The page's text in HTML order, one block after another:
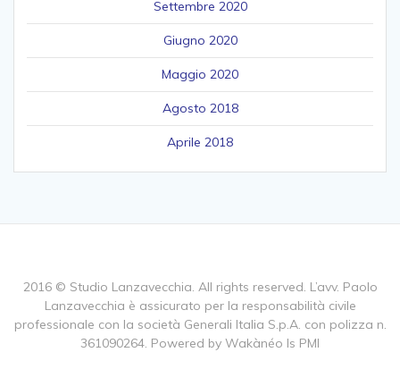
Settembre 2020
Giugno 2020
Maggio 2020
Agosto 2018
Aprile 2018
2016 © Studio Lanzavecchia. All rights reserved. L’avv. Paolo
Lanzavecchia è assicurato per la responsabilità civile
professionale con la società Generali Italia S.p.A. con polizza n.
361090264. Powered by Wakànéo Is PMI